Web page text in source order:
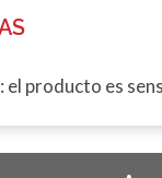
el producto es